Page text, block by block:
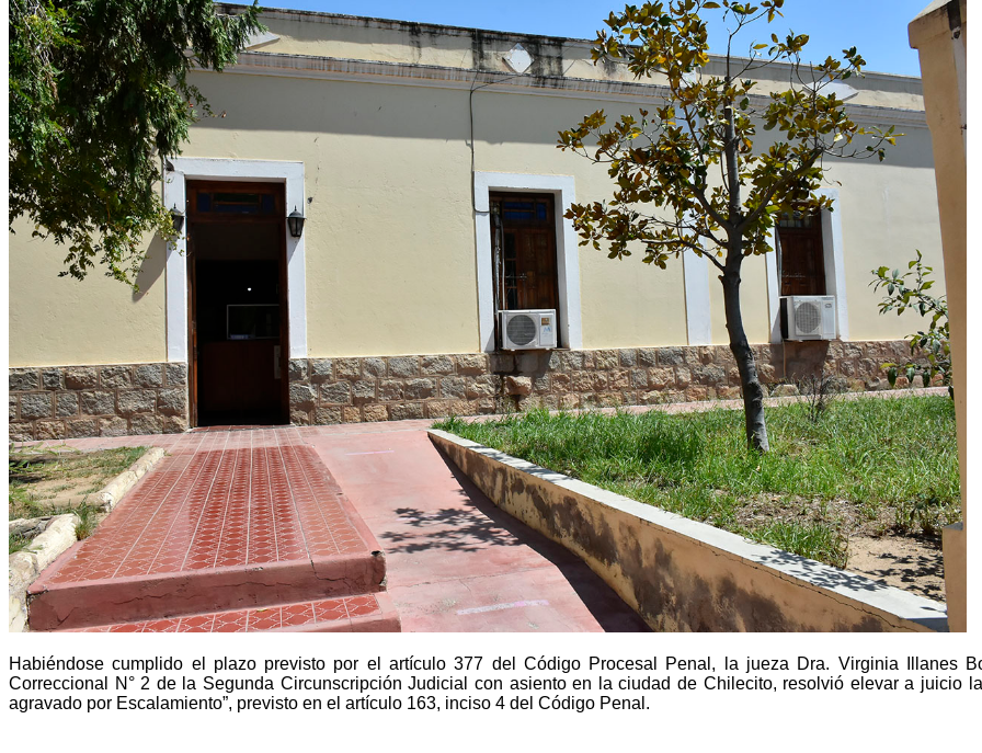
Habiéndose cumplido el plazo previsto por el artículo 377 del Código Procesal Penal, la jueza Dra. Virginia Illanes
Correccional N° 2 de la Segunda Circunscripción Judicial con asiento en la ciudad de Chilecito, resolvió elevar a juicio
agravado por Escalamiento”, previsto en el artículo 163, inciso 4 del Código Penal.